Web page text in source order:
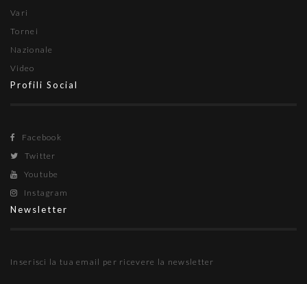
Vari
Tornei
Nazionale
Video
Profili Social
Facebook
Twitter
Youtube
Instagram
Newsletter
Inserisci la tua email per ricevere la newsletter